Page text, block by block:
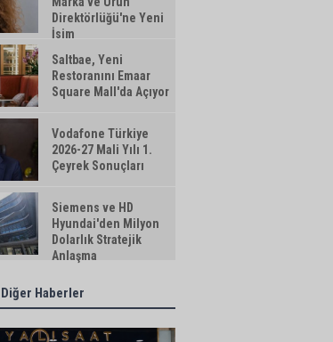
Direktörlüğü'ne Yeni
İsim
Saltbae, Yeni
Restoranını Emaar
Square Mall'da Açıyor
Vodafone Türkiye
2026-27 Mali Yılı 1.
Çeyrek Sonuçları
Siemens ve HD
Hyundai'den Milyon
Dolarlık Stratejik
Anlaşma
Haberler